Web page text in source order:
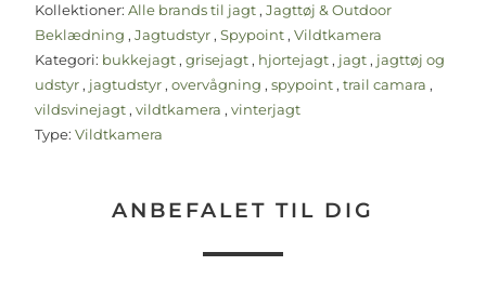
Kollektioner: Alle brands til jagt, Jagttøj & Outdoor
Beklædning , Jagtudstyr, Spypoint, Vildtkamera
Kategori: bukkejagt, grisejagt, hjortejagt, jagt, jagttøj og
udstyr, jagtudstyr, overvågning , spypoint, trail camara ,
vildsvinejagt, vildtkamera , vinterjagt
Type: Vildtkamera
ANBEFALET TIL DIG